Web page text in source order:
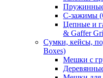
С-зажимы
Цепные и
& Gaffer
Сумки, кейсы,
Boxes)
Мешки с